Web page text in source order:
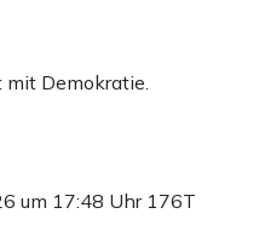
Demokratie.
um 17:48 Uhr 176T